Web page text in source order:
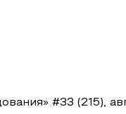
#33 (215),